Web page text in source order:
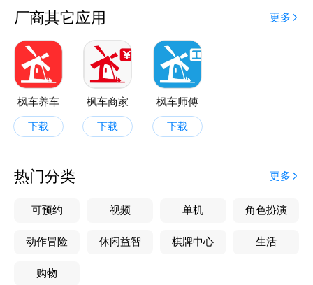
厂商其它应用 更多
枫车养车
下载
枫车商家
下载
枫车师傅
下载
热门分类 更多
可预约 视频 单机 角色扮演
动作冒险 休闲益智 棋牌中心 生活
购物